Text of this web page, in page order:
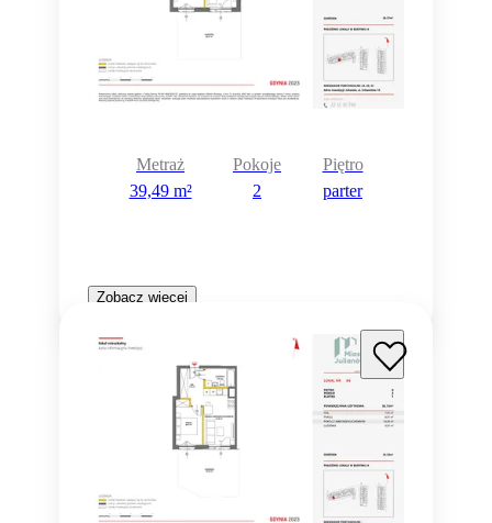
Metraż
39,49 m²
Pokoje
2
Piętro
parter
Zobacz więcej